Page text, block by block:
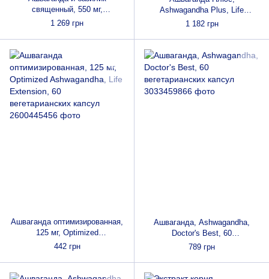
священный, 550 мг,
Ashwagandha & Holy Basil,
вегетарианских капсул
1 269 грн
Ashwagandha Plus, Life
Extension, 60 вегетарианских
1 182 грн
Ашваганда оптимизированная,
125 мг, Optimized
Ashwagandha, Life Extension,
442 грн
Ашваганда, Ashwagandha,
Doctor's Best, 60
вегетарианских капсул
789 грн